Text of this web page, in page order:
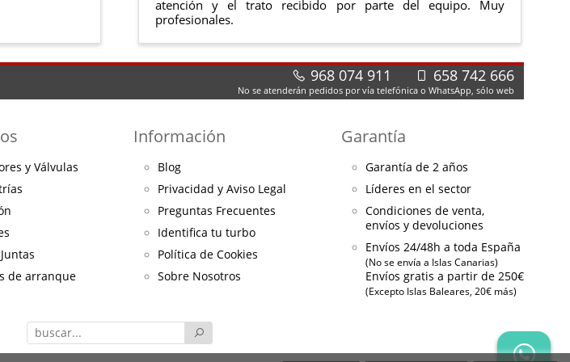
atención y el trato recibido por parte del equipo. Muy
profesionales.
968 074 911 658 742 666
No se atenderán pedidos por vía telefónica o WhatsApp, sólo web
y Válvulas
de arranque
Información
Blog
Privacidad y Aviso Legal
Preguntas Frecuentes
Identifica tu turbo
Política de Cookies
Sobre Nosotros
Garantía
Garantía de 2 años
Líderes en el sector
Condiciones de venta,
envíos y devoluciones
Envíos 24/48h a toda España
(No se envía a Islas Canarias)
Envíos gratis a partir de 250€
(Excepto Islas Baleares, 20€ más)